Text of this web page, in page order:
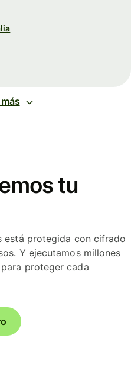
tu
está protegida con cifrado
Y ejecutamos millones
proteger cada